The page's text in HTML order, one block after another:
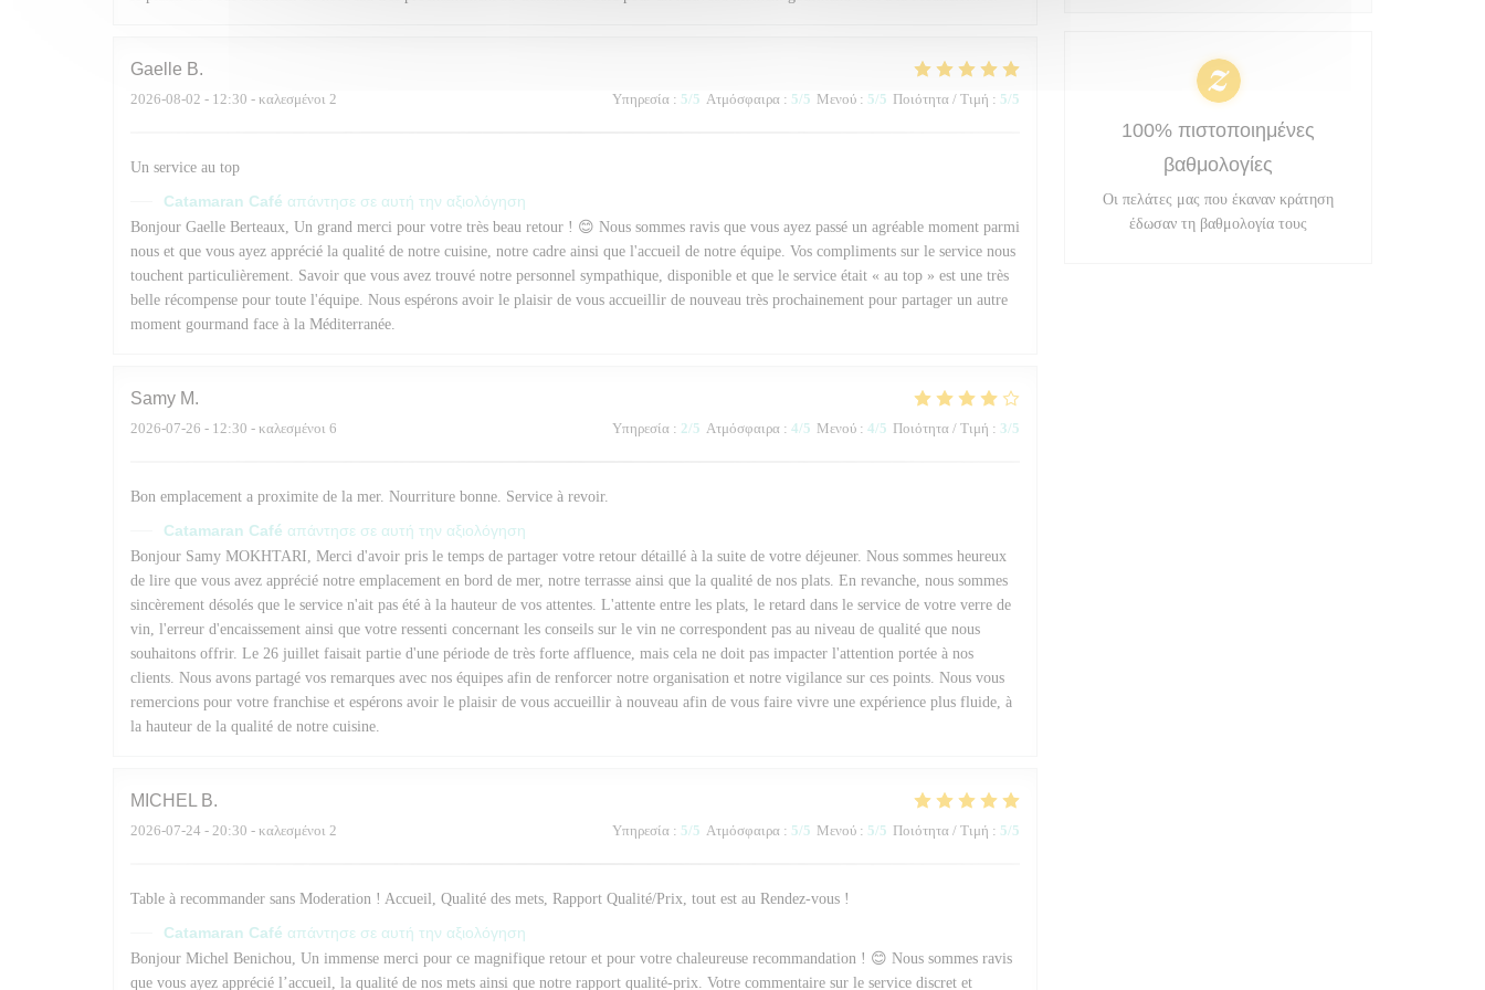
Gaelle B
2026-08-02 - 12:30 - καλεσμένοι 2 Υπηρεσία : 5/5 Ατμόσφαιρα : 5/5 Μενού : 5/5 Ποιότητα / Τιμή : 5/5
Un service au top
Catamaran Café απάντησε σε αυτή την αξιολόγηση
Bonjour Gaelle Berteaux, Un grand merci pour votre très beau retour ! 😊 Nous sommes ravis que vous ayez passé un agréable moment parmi
nous et que vous ayez apprécié la qualité de notre cuisine, notre cadre ainsi que l'accueil de notre équipe. Vos compliments sur le service nous
touchent particulièrement. Savoir que vous avez trouvé notre personnel sympathique, disponible et que le service était « au top » est une très
belle récompense pour toute l'équipe. Nous espérons avoir le plaisir de vous accueillir de nouveau très prochainement pour partager un autre
moment gourmand face à la Méditerranée.
Samy M
2026-07-26 - 12:30 - καλεσμένοι 6 Υπηρεσία : 2/5 Ατμόσφαιρα : 4/5 Μενού : 4/5 Ποιότητα / Τιμή : 3/5
Bon emplacement a proximite de la mer. Nourriture bonne. Service à revoir.
Catamaran Café απάντησε σε αυτή την αξιολόγηση
Bonjour Samy MOKHTARI, Merci d'avoir pris le temps de partager votre retour détaillé à la suite de votre déjeuner. Nous sommes heureux
de lire que vous avez apprécié notre emplacement en bord de mer, notre terrasse ainsi que la qualité de nos plats. En revanche, nous sommes
sincèrement désolés que le service n'ait pas été à la hauteur de vos attentes. L'attente entre les plats, le retard dans le service de votre verre de
vin, l'erreur d'encaissement ainsi que votre ressenti concernant les conseils sur le vin ne correspondent pas au niveau de qualité que nous
souhaitons offrir. Le 26 juillet faisait partie d'une période de très forte affluence, mais cela ne doit pas impacter l'attention portée à nos
clients. Nous avons partagé vos remarques avec nos équipes afin de renforcer notre organisation et notre vigilance sur ces points. Nous vous
remercions pour votre franchise et espérons avoir le plaisir de vous accueillir à nouveau afin de vous faire vivre une expérience plus fluide, à
la hauteur de la qualité de notre cuisine.
MICHEL B
2026-07-24 - 20:30 - καλεσμένοι 2 Υπηρεσία : 5/5 Ατμόσφαιρα : 5/5 Μενού : 5/5 Ποιότητα / Τιμή : 5/5
Table à recommander sans Moderation ! Accueil, Qualité des mets, Rapport Qualité/Prix, tout est au Rendez-vous !
Catamaran Café απάντησε σε αυτή την αξιολόγηση
Bonjour Michel Benichou, Un immense merci pour ce magnifique retour et pour votre chaleureuse recommandation ! 😊 Nous sommes ravis
que vous ayez apprécié l’accueil, la qualité de nos mets ainsi que notre rapport qualité-prix. Votre commentaire sur le service discret et
100% πιστοποιημένες
βαθμολογίες
Οι πελάτες μας που έκαναν κράτηση
έδωσαν τη βαθμολογία τους